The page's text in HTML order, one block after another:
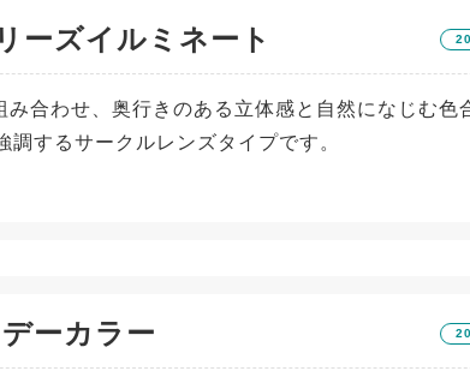
ーズイルミネート
合わせ、奥行きのある立体感と自然になじむ色
するサークルレンズタイプです。
ーカラー